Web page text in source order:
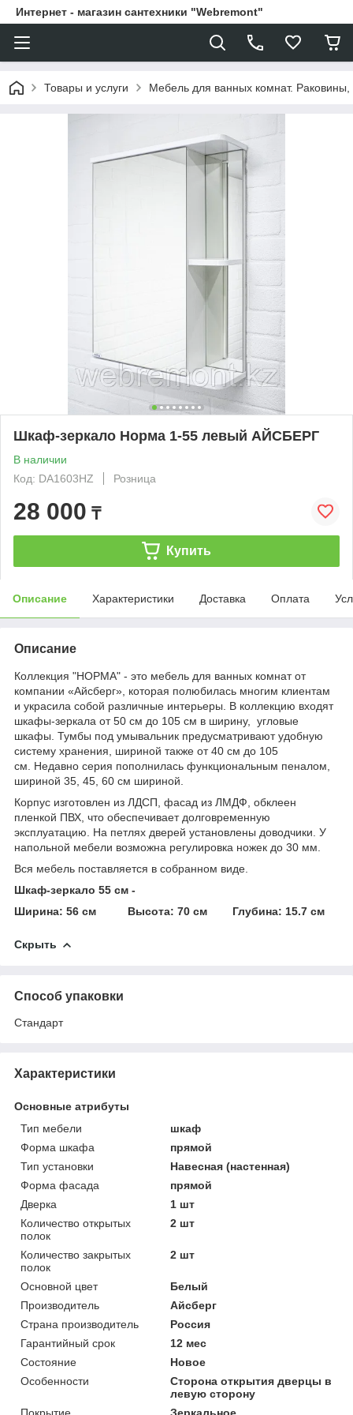
Интернет - магазин сантехники "Webremont"
Товары и услуги Мебель для ванных комнат.
Шкаф-зеркало Норма 1-55 левый АЙСБЕРГ
В наличии
Код: DA1603HZ
Розница
28 000 ₸
Купить
Описание Характеристики Доставка Оплата
Описание
Коллекция "НОРМА" - это мебель для ванных комнат от
компании «Айсберг», которая полюбилась многим клиентам
и украсила собой различные интерьеры. В коллекцию входят
шкафы-зеркала от 50 см до 105 см в ширину, угловые
шкафы. Тумбы под умывальник предусматривают удобную
систему хранения, шириной также от 40 см до 105
см. Недавно серия пополнилась функциональным пеналом,
шириной 35, 45, 60 см шириной.
Корпус изготовлен из ЛДСП, фасад из ЛМДФ, обклеен
пленкой ПВХ, что обеспечивает долговременную
эксплуатацию. На петлях дверей установлены доводчики. У
напольной мебели возможна регулировка ножек до 30 мм.
Вся мебель поставляется в собранном виде.
Шкаф-зеркало 55 см -
Ширина: 56 см Высота: 70 см Глубина: 15.7 см
Скрыть
Способ упаковки
Стандарт
Характеристики
Основные атрибуты
Тип мебели
шкаф
Форма шкафа
прямой
Тип установки
Навесная (настенная)
Форма фасада
прямой
Дверка
1 шт
Количество открытых
полок
2 шт
Количество закрытых
полок
2 шт
Основной цвет
Белый
Производитель
Айсберг
Страна производитель
Россия
Гарантийный срок
12 мес
Состояние
Новое
Особенности
Сторона открытия дверцы в
левую сторону
Покрытие
Зеркальное